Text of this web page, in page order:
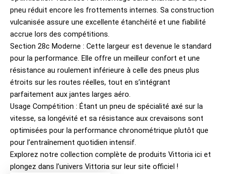
pneu réduit encore les frottements internes. Sa construction
vulcanisée assure une excellente étanchéité et une fiabilité
accrue lors des compétitions.
Section 28c Moderne : Cette largeur est devenue le standard
pour la performance. Elle offre un meilleur confort et une
résistance au roulement inférieure à celle des pneus plus
étroits sur les routes réelles, tout en s’intégrant
parfaitement aux jantes larges aéro.
Usage Compétition : Étant un pneu de spécialité axé sur la
vitesse, sa longévité et sa résistance aux crevaisons sont
optimisées pour la performance chronométrique plutôt que
pour l’entraînement quotidien intensif.
Explorez notre collection complète de produits Vittoria ici et
plongez dans l’univers Vittoria sur leur site officiel !